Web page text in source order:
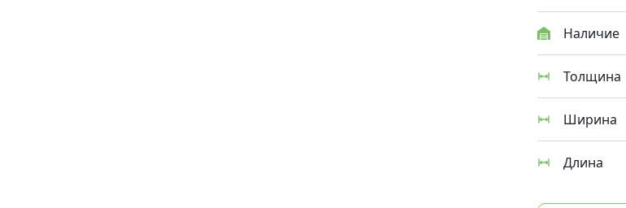
Наличие
Толщина
Ширина
Длина